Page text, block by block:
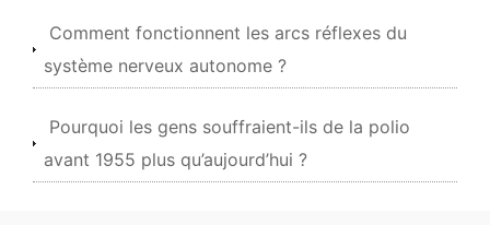
Comment fonctionnent les arcs réflexes du
système nerveux autonome ?
Pourquoi les gens souffraient-ils de la polio
avant 1955 plus qu’aujourd’hui ?